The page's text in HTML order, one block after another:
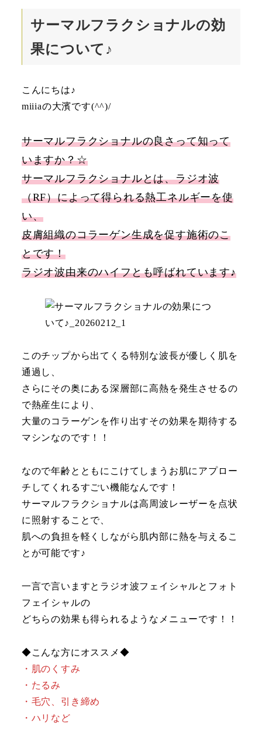
サーマルフラクショナルの効
果について♪
こんにちは♪
miiiaの大濱です(^^)/
サーマルフラクショナルの良さって知って
いますか？☆
サーマルフラクショナルとは、ラジオ波
（RF）によって得られる熱工ネルギーを使
い、
皮膚組織のコラーゲン生成を促す施術のこ
とです！
ラジオ波由来のハイフとも呼ばれています♪
このチップから出てくる特別な波長が優しく肌を
通過し、
さらにその奥にある深層部に高熱を発生させるの
で熱産生により、
大量のコラーゲンを作り出すその効果を期待する
マシンなのです！！
なので年齢とともにこけてしまうお肌にアプロー
チしてくれるすごい機能なんです！
サーマルフラクショナルは高周波レーザーを点状
に照射することで、
肌への負担を軽くしながら肌内部に熱を与えるこ
とが可能です♪
一言で言いますとラジオ波フェイシャルとフォト
フェイシャルの
どちらの効果も得られるようなメニューです！！
◆こんな方にオススメ◆
・肌のくすみ
・たるみ
・毛穴、引き締め
・ハリなど